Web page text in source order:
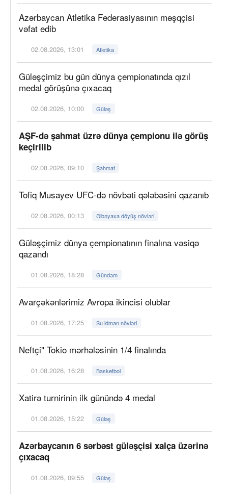
Azərbaycan Atletika Federasiyasının məşqçisi
vəfat edib
02.08.2026, 13:01 Atletika
Güləşçimiz bu gün dünya çempionatında qızıl
medal görüşünə çıxacaq
02.08.2026, 10:00 Güləş
AŞF-də şahmat üzrə dünya çempionu ilə görüş
keçirilib
02.08.2026, 09:10 Şahmat
Tofiq Musayev UFC-də növbəti qələbəsini qazanıb
02.08.2026, 00:13 Əlbəyaxa döyüş növləri
Güləşçimiz dünya çempionatının finalına vəsiqə
qazandı
01.08.2026, 18:28 Gündəm
Avarçəkənlərimiz Avropa ikincisi olublar
01.08.2026, 17:25 Su idman növləri
Neftçi" Tokio mərhələsinin 1/4 finalında
01.08.2026, 16:28 Basketbol
Xatirə turnirinin ilk günündə 4 medal
01.08.2026, 15:22 Güləş
Azərbaycanın 6 sərbəst güləşçisi xalça üzərinə
çıxacaq
01.08.2026, 09:55 Güləş